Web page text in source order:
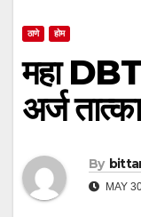
ठाणे होम
महा DBT
अर्ज
By
MAY